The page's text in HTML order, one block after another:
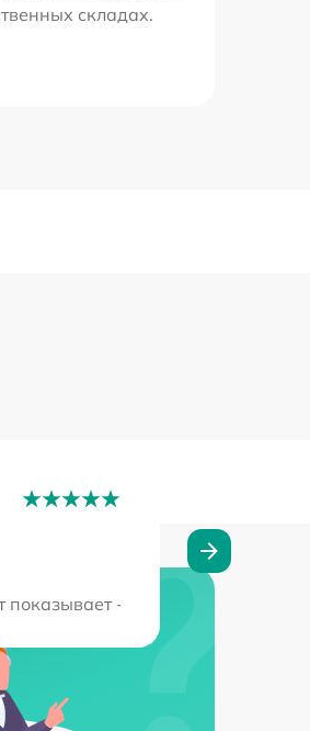
складах.
полезные советы. Вернусь
- работа всегда